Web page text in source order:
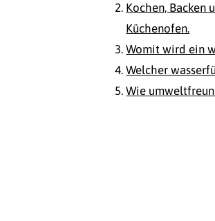
Kochen, Backen
Küchenofen.
Womit wird ein
Welcher
Wie